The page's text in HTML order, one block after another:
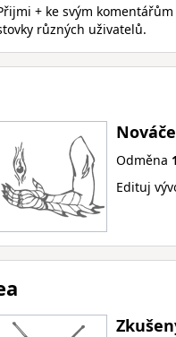
+ ke svým komentářům
různých uživatelů.
Odměna
Edituj